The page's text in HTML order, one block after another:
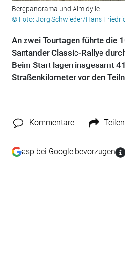
Bergpanorama und Almidylle
© Foto: Jörg Schwieder/Hans
An zwei Tourtagen führte die
Santander Classic-Rallye
Beim Start lagen insgesamt
Straßenkilometer vor den
Kommentare Teilen
asp bei Google bevorzugen